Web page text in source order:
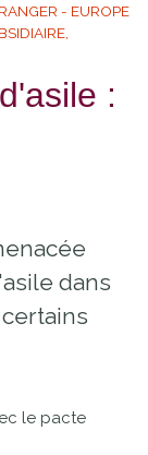
- EUROPE
:
dans
le pacte